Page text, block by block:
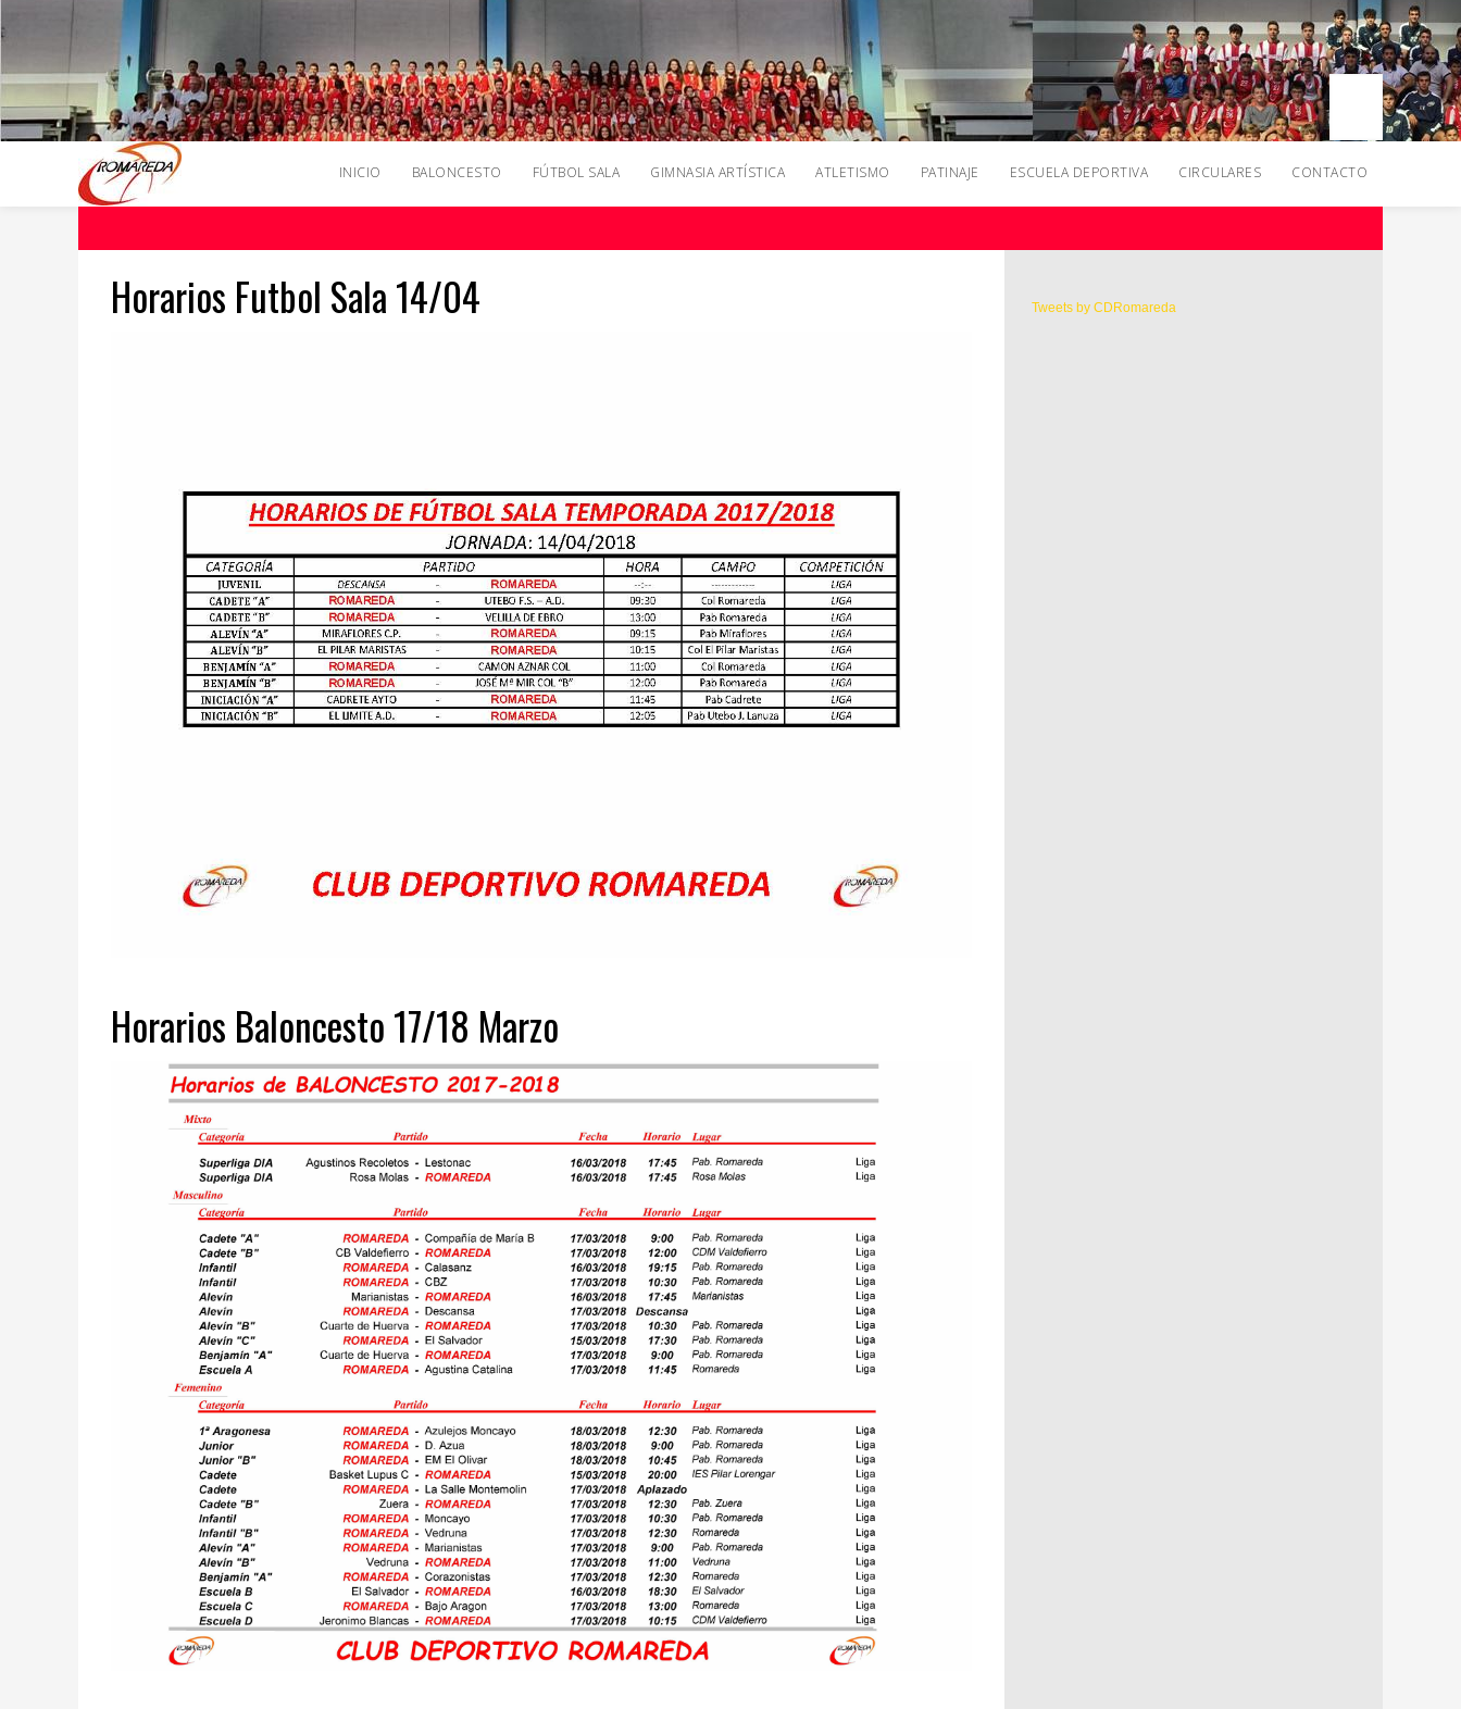
INICIO BALONCESTO FÚTBOL SALA GIMNASIA ARTÍSTICA ATLETISMO PATINAJE ESCUELA DEPORTIVA CIRCULARES CONTACTO
Tweets by CDRomareda
Horarios Futbol Sala 14/04
Horarios Baloncesto 17/18 Marzo